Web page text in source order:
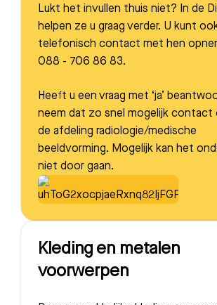
Lukt het invullen thuis niet? In de
helpen ze u graag verder. U kunt
telefonisch contact met hen
088 - 706 86 83.
Heeft u een vraag met ‘ja’
neem dat zo snel mogelijk contact
de afdeling radiologie/medische
beeldvorming. Mogelijk kan het
niet door gaan.
Kleding en metalen
voorwerpen